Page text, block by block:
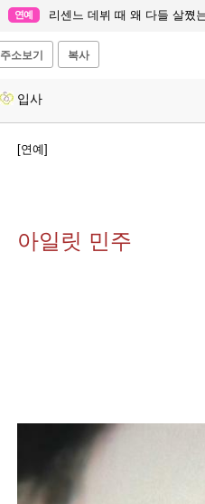
연예 리센느 데뷔 때 왜 다들 살쪘는지 물어
주소보기 복사
입사
[연예]
아일릿 민주